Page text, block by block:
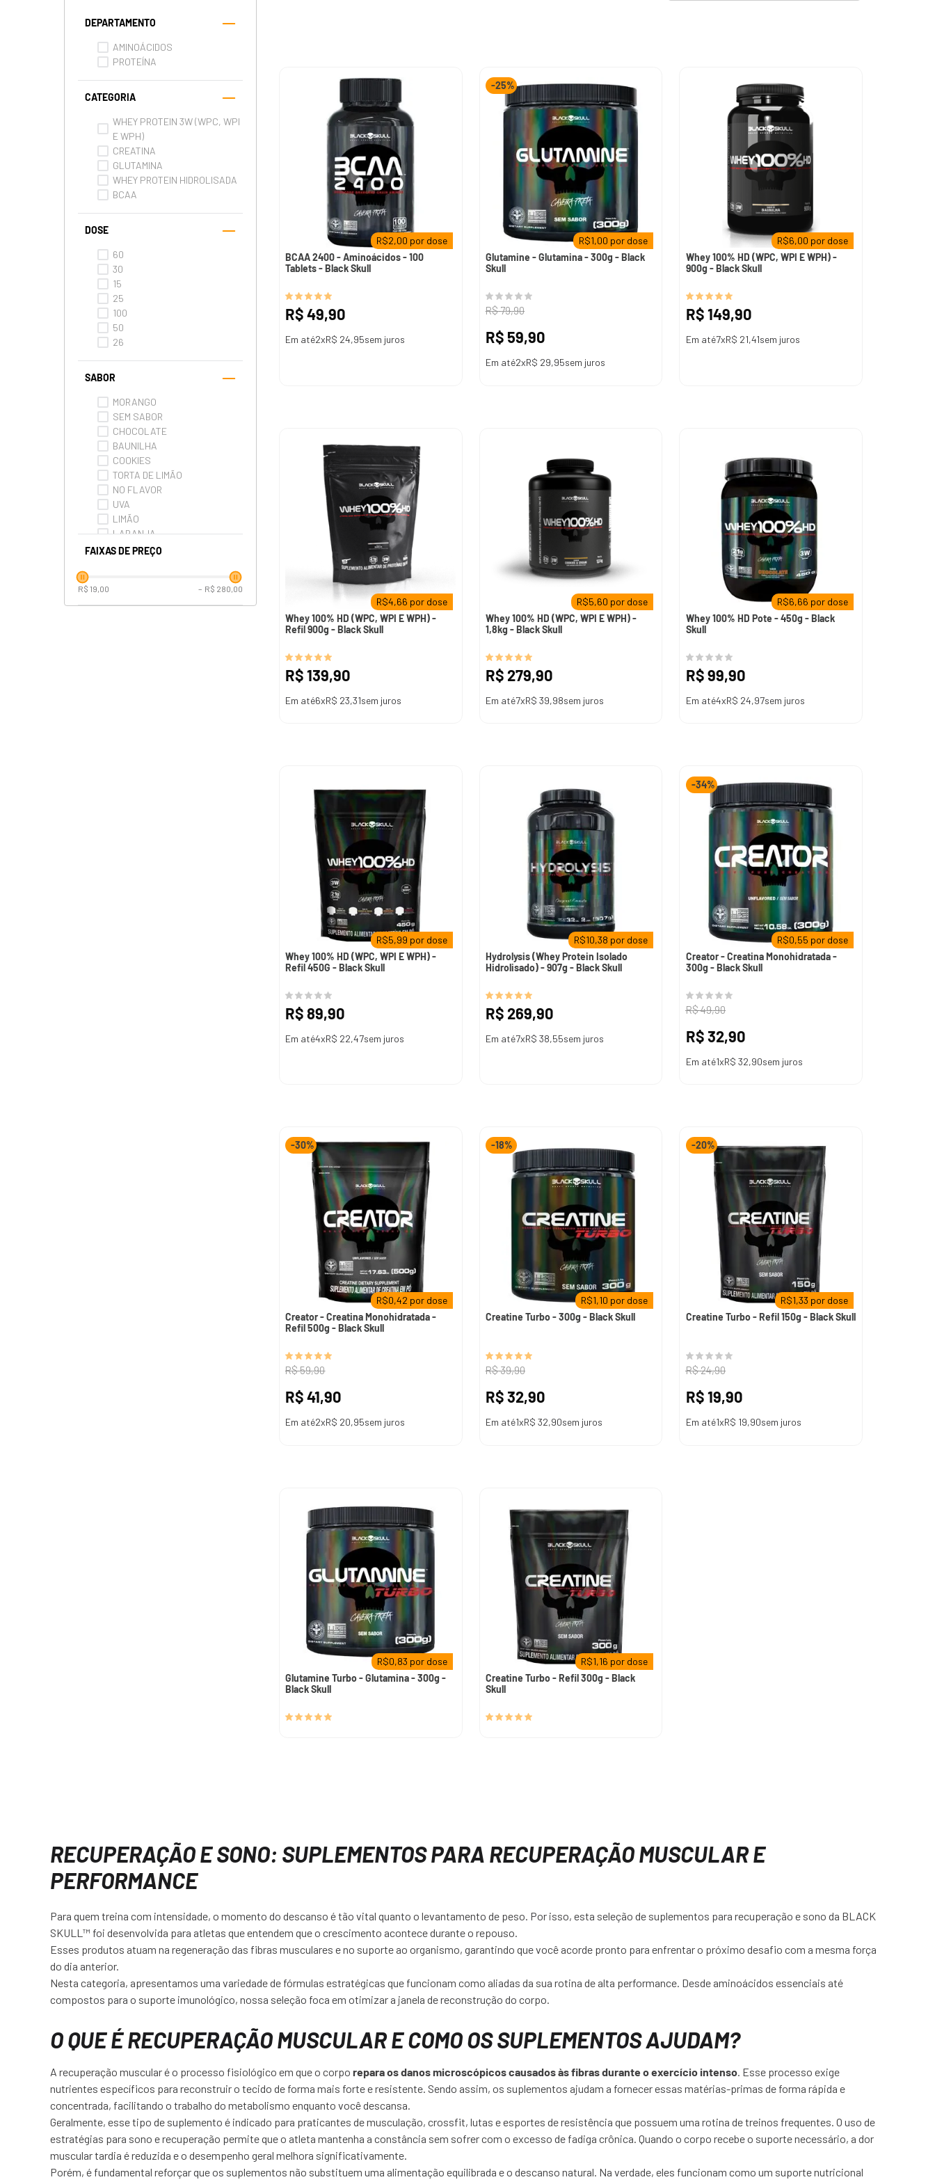
DEPARTAMENTO
AMINOÁCIDOS
PROTEÍNA
CATEGORIA
WHEY PROTEIN 3W (WPC, WPI
E WPH)
CREATINA
GLUTAMINA
WHEY PROTEIN HIDROLISADA
BCAA
DOSE
60
30
15
25
100
50
26
SABOR
MORANGO
SEM SABOR
CHOCOLATE
BAUNILHA
COOKIES
TORTA DE LIMÃO
NO FLAVOR
UVA
LIMÃO
LARANJA
Ver mais 6
FAIXAS DE PREÇO
R$ 19,00 – R$ 280,00
R$2,00 por dose
BCAA 2400 - Aminoácidos - 100
Tablets - Black Skull
R$ 49,90
Em até2xR$ 24,95sem juros
-25%
R$1,00 por dose
Glutamine - Glutamina - 300g - Black
Skull
R$79,90
R$ 59,90
Em até2xR$ 29,95sem juros
R$6,00 por dose
Whey 100% HD (WPC, WPI E WPH) -
900g - Black Skull
R$149,90
Em até7xR$ 21,41sem juros
R$4,66 por dose
Whey 100% HD (WPC, WPI E WPH) -
Refil 900g - Black Skull
R$ 139,90
Em até6xR$ 23,31sem juros
R$5,60 por dose
Whey 100% HD (WPC, WPI E WPH) -
1,8kg - Black Skull
R$ 279,90
Em até7xR$ 39,98sem juros
R$6,66 por dose
Whey 100% HD Pote - 450g - Black
Skull
R$99,90
Em até4xR$ 24,97sem juros
R$5,99 por dose
Whey 100% HD (WPC, WPI E WPH) -
Refil 450G - Black Skull
R$ 89,90
Em até4xR$ 22,47sem juros
R$10,38 por dose
Hydrolysis (Whey Protein Isolado
Hidrolisado) - 907g - Black Skull
R$ 269,90
Em até7xR$ 38,55sem juros
-34%
R$0,55 por dose
Creator - Creatina Monohidratada -
300g - Black Skull
R$49,90
R$32,90
Em até1xR$ 32,90sem juros
-30%
R$0,42 por dose
Creator - Creatina Monohidratada -
Refil 500g - Black Skull
R$59,90
R$ 41,90
Em até2xR$ 20,95sem juros
-18%
R$1,10 por dose
Creatine Turbo - 300g - Black Skull
R$39,90
R$32,90
Em até1xR$ 32,90sem juros
-20%
R$1,33 por dose
Creatine Turbo - Refil 150g - Black Skull
R$24,90
R$19,90
Em até1xR$ 19,90sem juros
R$0,83 por dose
Glutamine Turbo - Glutamina - 300g -
Black Skull
R$1,16 por dose
Creatine Turbo - Refil 300g - Black
Skull
RECUPERAÇÃO E SONO: SUPLEMENTOS PARA RECUPERAÇÃO MUSCULAR E
PERFORMANCE
Para quem treina com intensidade, o momento do descanso é tão vital quanto o levantamento de peso. Por isso, esta seleção de suplementos para recuperação e sono da BLACK
SKULL™ foi desenvolvida para atletas que entendem que o crescimento acontece durante o repouso.
Esses produtos atuam na regeneração das fibras musculares e no suporte ao organismo, garantindo que você acorde pronto para enfrentar o próximo desafio com a mesma força
do dia anterior.
Nesta categoria, apresentamos uma variedade de fórmulas estratégicas que funcionam como aliadas da sua rotina de alta performance. Desde aminoácidos essenciais até
compostos para o suporte imunológico, nossa seleção foca em otimizar a janela de reconstrução do corpo.
O QUE É RECUPERAÇÃO MUSCULAR E COMO OS SUPLEMENTOS AJUDAM?
A recuperação muscular é o processo fisiológico em que o corpo repara os danos microscópicos causados às fibras durante o exercício intenso. Esse processo exige
nutrientes específicos para reconstruir o tecido de forma mais forte e resistente. Sendo assim, os suplementos ajudam a fornecer essas matérias-primas de forma rápida e
concentrada, facilitando o trabalho do metabolismo enquanto você descansa.
Geralmente, esse tipo de suplemento é indicado para praticantes de musculação, crossfit, lutas e esportes de resistência que possuem uma rotina de treinos frequentes. O uso de
estratégias para sono e recuperação permite que o atleta mantenha a constância sem sofrer com o excesso de fadiga crônica. Quando o corpo recebe o suporte necessário, a dor
muscular tardia é reduzida e o desempenho geral melhora significativamente.
Porém, é fundamental reforçar que os suplementos não substituem uma alimentação equilibrada e o descanso natural. Na verdade, eles funcionam como um suporte nutricional